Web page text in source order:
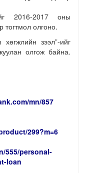
2016-2017 оны
тогтмол олгоно.
зээл”-ийг
олгож байна.
mn/857
299?m=6
555/personal-
loan